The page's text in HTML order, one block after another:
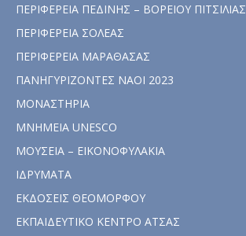
ΠΕΡΙΦΕΡΕΙΑ ΠΕΔΙΝΗΣ – ΒΟΡΕΙΟΥ ΠΙΤΣΙΛΙΑΣ
ΠΕΡΙΦΕΡΕΙΑ ΣΟΛΕΑΣ
ΠΕΡΙΦΕΡΕΙΑ ΜΑΡΑΘΑΣΑΣ
ΠΑΝΗΓΥΡΙΖΟΝΤΕΣ ΝΑΟΙ 2023
ΜΟΝΑΣΤΗΡΙΑ
ΜΝΗΜΕΙΑ UNESCO
ΜΟΥΣΕΙΑ – ΕΙΚΟΝΟΦΥΛΑΚΙΑ
ΙΔΡΥΜΑΤΑ
ΕΚΔΟΣΕΙΣ ΘΕΟΜΟΡΦΟΥ
ΕΚΠΑΙΔΕΥΤΙΚΟ ΚΕΝΤΡΟ ΑΤΣΑΣ